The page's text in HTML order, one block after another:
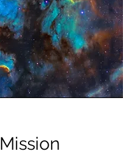
Mission